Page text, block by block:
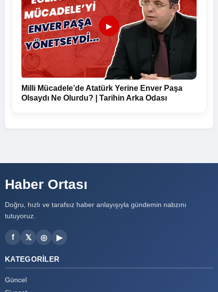
▶
Milli Mücadele’de Atatürk Yerine Enver Paşa
Olsaydı Ne Olurdu? | Tarihin Arka Odası
Haber Ortası
Doğru, hızlı ve tarafsız haber anlayışıyla gündemin nabzını
tutuyoruz.
f 𝕏 ◎ ▶
KATEGORILER
Güncel